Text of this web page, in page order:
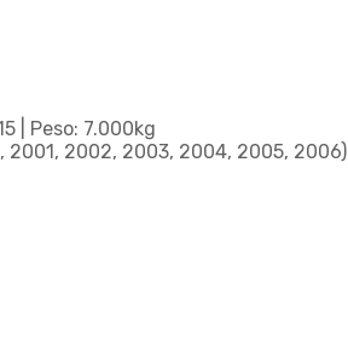
| Peso: 7.000kg
2001, 2002, 2003, 2004, 2005, 2006)